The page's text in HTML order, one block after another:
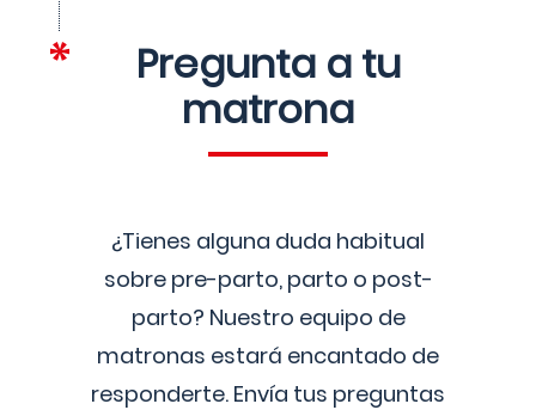
Pregunta a tu
matrona
¿Tienes alguna duda habitual
sobre pre-parto, parto o post-
parto? Nuestro equipo de
matronas estará encantado de
responderte. Envía tus preguntas